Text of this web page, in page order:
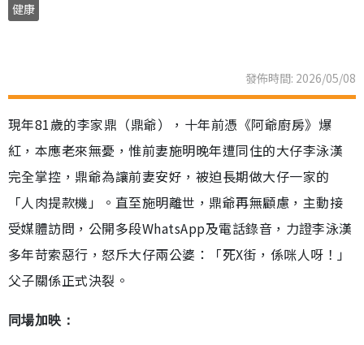
健康
發佈時間: 2026/05/08
現年81歲的李家鼎（鼎爺），十年前憑《阿爺廚房》爆
紅，本應老來無憂，惟前妻施明晚年遭同住的大仔李泳漢
完全掌控，鼎爺為讓前妻安好，被迫長期做大仔一家的
「人肉提款機」。直至施明離世，鼎爺再無顧慮，主動接
受媒體訪問，公開多段WhatsApp及電話錄音，力證李泳漢
多年苛索惡行，怒斥大仔兩公婆：「死X街，係咪人呀！」
父子關係正式決裂。
同場加映：